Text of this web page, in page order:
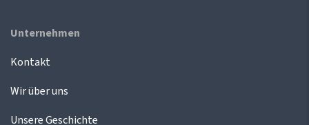
Unternehmen
Kontakt
Wir über uns
Unsere Geschichte